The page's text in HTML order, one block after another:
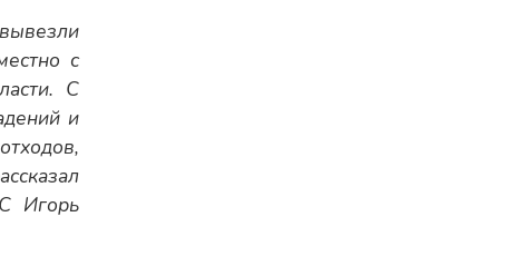
с
С
и
Игорь